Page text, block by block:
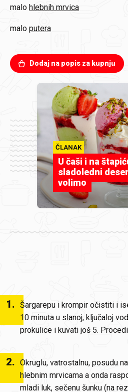
malo hlebnih mrvica
malo putera
Dodaj na popis za kupnju
ČLANAK
U čaši i na
sladoledni
volimo
1. Šargarepu i krompir očistiti i
10 minuta u slanoj, ključaloj
prokulice i kuvati još 5.
2. Okruglu, vatrostalnu, posudu
hlebnim mrvicama a onda
mladi luk, sečenu šunku (na